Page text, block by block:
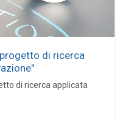
di ricerca
di ricerca applicata